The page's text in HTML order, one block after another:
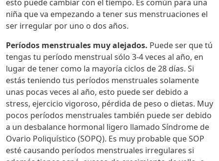
esto puede cambiar con el tiempo. Es común para una
niña que va empezando a tener sus menstruaciones el
ser irregular por uno o dos años.
Períodos menstruales muy alejados. Puede ser que tú
tengas tu período menstrual sólo 3-4 veces al año, en
lugar de tener como la mayoría ciclos de 28 días. Si
estás teniendo tus períodos menstruales solamente
unas pocas veces al año, esto puede ser debido a
stress, ejercicio vigoroso, pérdida de peso o dietas. Muy
pocos períodos menstruales también puede ser debido
a un desbalance hormonal ligero llamado Síndrome de
Ovario Poliquístico (SOPQ). Es muy probable que SOP
esté causando períodos menstruales irregulares si